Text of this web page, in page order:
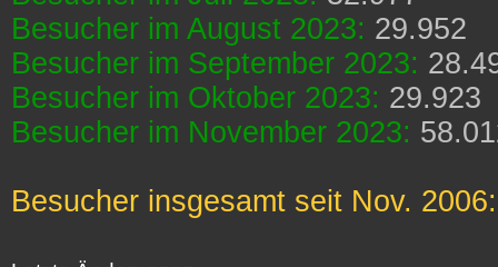
Besucher im August 2023: 29.952
Besucher im September 2023:
Besucher im Oktober 2023: 29.923
Besucher im November 2023:
Besucher insgesamt seit Nov.